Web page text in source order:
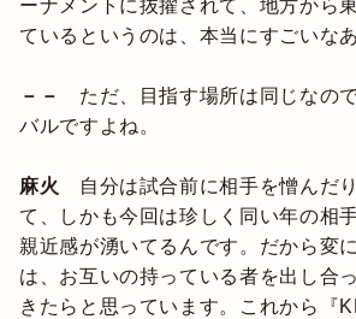
ーナメントに抜擢されて、地方から
ているというのは、本当にすごいな
－－ ただ、目指す場所は同じなの
バルですよね。
麻火 自分は試合前に相手を憎んだ
て、しかも今回は珍しく同い年の相
親近感が湧いてるんです。だから変
は、お互いの持っている者を出し合
きたらと思っています。これから『